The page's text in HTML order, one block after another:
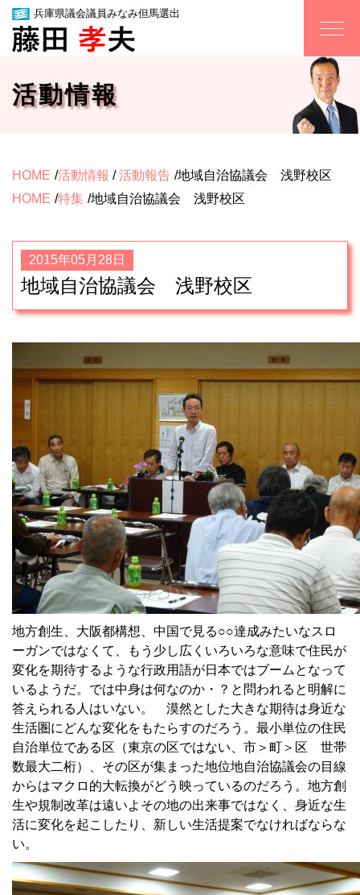
兵庫県議会議員みなみ但馬選出
活動情報
HOME 活動情報 /活動報告 地域自治協議会 浅野校区
HOME 特集 地域自治協議会 浅野校区
2015年05月28日
地域自治協議会 浅野校区
地方創生、大阪都構想、中国で見る○○達成みたいなスロ
ーガンではなくて、もう少し広くいろいろな意味で住民が
変化を期待するような行政用語が日本ではブームとなって
いるようだ。では中身は何なのか・？と問われると明解に
答えられる人はいない。 漠然とした大きな期待は身近な
生活圏にどんな変化をもたらすのだろう。最小単位の住民
自治単位である区（東京の区ではない、市＞町＞区 世帯
数最大二桁）、その区が集まった地位地自治協議会の目線
からはマクロ的大転換がどう映っているのだろう。地方創
生や規制改革は遠いよその地の出来事ではなく、身近な生
活に変化を起こしたり、新しい生活提案でなければならな
い。